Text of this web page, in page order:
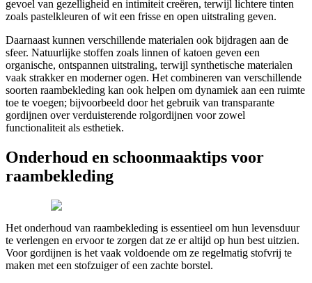
gevoel van gezelligheid en intimiteit creëren, terwijl lichtere tinten
zoals pastelkleuren of wit een frisse en open uitstraling geven.
Daarnaast kunnen verschillende materialen ook bijdragen aan de
sfeer. Natuurlijke stoffen zoals linnen of katoen geven een
organische, ontspannen uitstraling, terwijl synthetische materialen
vaak strakker en moderner ogen. Het combineren van verschillende
soorten raambekleding kan ook helpen om dynamiek aan een ruimte
toe te voegen; bijvoorbeeld door het gebruik van transparante
gordijnen over verduisterende rolgordijnen voor zowel
functionaliteit als esthetiek.
Onderhoud en schoonmaaktips voor
raambekleding
Het onderhoud van raambekleding is essentieel om hun levensduur
te verlengen en ervoor te zorgen dat ze er altijd op hun best uitzien.
Voor gordijnen is het vaak voldoende om ze regelmatig stofvrij te
maken met een stofzuiger of een zachte borstel.